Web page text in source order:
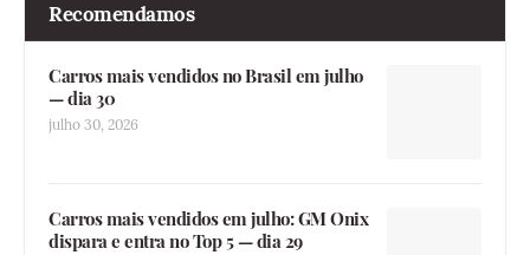
Recomendamos
Carros mais vendidos no Brasil em julho
— dia 30
julho 30, 2026
Carros mais vendidos em julho: GM Onix
dispara e entra no Top 5 — dia 29